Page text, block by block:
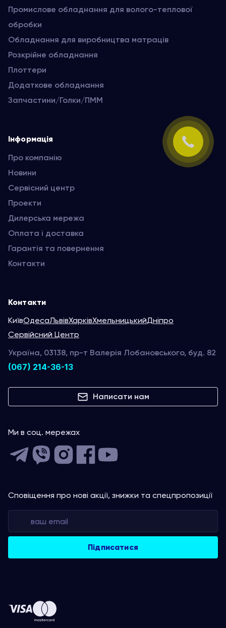
Промислове обладнання для волого-теплової
обробки
Обладнання для виробництва матраців
Розкрійне обладнання
Плоттери
Додаткове обладнання
Запчастини/Голки/ПММ
Інформація
Про компанію
Новини
Сервісний центр
Проекти
Дилерська мережа
Оплата і доставка
Гарантія та повернення
Контакти
Контакти
КиївОдесаЛьвівХарківХмельницькийДніпро
Сервійсний Центр
Україна, 03138, пр-т Валерія Лобановського, буд. 82
(067) 214-36-13
Написати нам
Ми в соц. мережах
Сповіщення про нові акції, знижки та спецпропозиції